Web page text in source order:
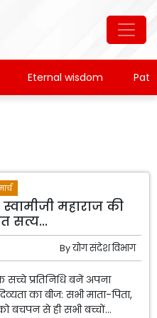
Eternal wisdom
महाराज की
सत्य...
Byयोग संदेश विभाग
सच्चे प्रतिनिधि बनें अपना
का बीज: सभी माता-पिता,
बचपन से ही सभी बच्चों...